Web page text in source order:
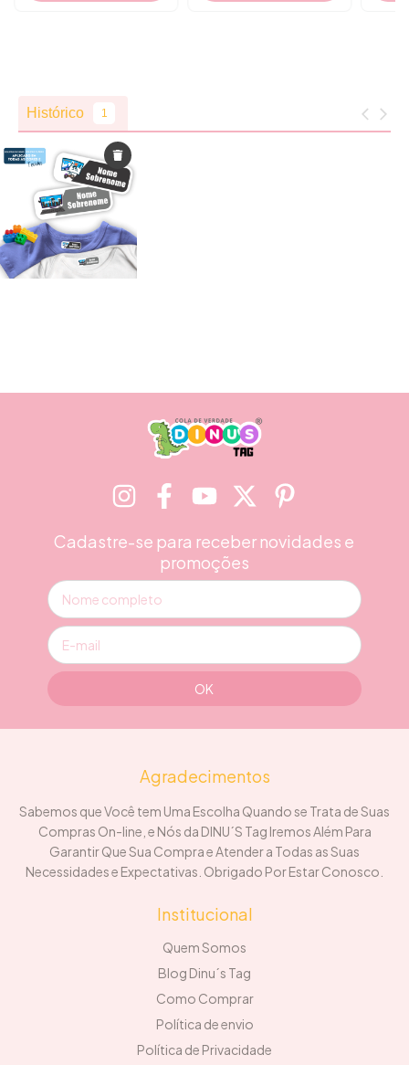
Cadastre-se para receber novidades e
promoções
Agradecimentos
Sabemos que Você tem Uma Escolha Quando se Trata de Suas
Compras On-line, e Nós da DINU´S Tag Iremos Além Para
Garantir Que Sua Compra e Atender a Todas as Suas
Necessidades e Expectativas. Obrigado Por Estar Conosco.
Institucional
Quem Somos
Blog Dinu´s Tag
Como Comprar
Política de envio
Política de Privacidade